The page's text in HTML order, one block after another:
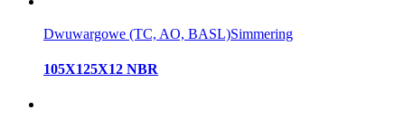
Dwuwargowe (TC, AO, BASL)Simmering
105X125X12 NBR